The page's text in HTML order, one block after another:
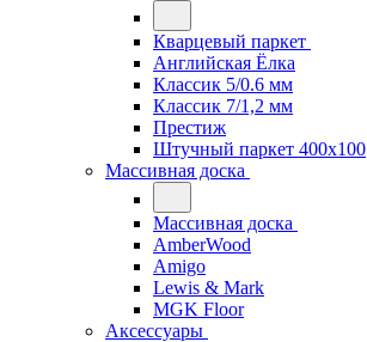
Кварцевый паркет
Английская Ёлка
Классик 5/0.6 мм
Классик 7/1,2 мм
Престиж
Штучный паркет 400x100
Массивная доска
Массивная доска
AmberWood
Amigo
Lewis & Mark
MGK Floor
Аксессуары